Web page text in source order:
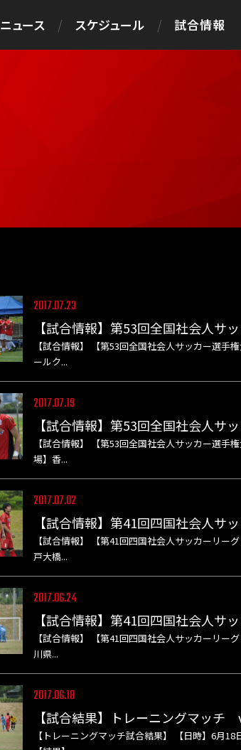
ニュース スケジュール 試合情報
2017.07.23
【試合情報】第53回全国社会人
【試合情報】 【第53回全国社会人サッカー選手
ールク...
2017.07.19
【試合情報】第53回全国社会人
【試合情報】 【第53回全国社会人サッカー選手
場】香...
2017.07.02
【試合情報】第41回四国社会人サ
【試合情報】 【第41回四国社会人サッカーリー
戸大橋...
2017.06.24
【試合情報】第41回四国社会人サ
【試合情報】 【第41回四国社会人サッカーリー
川県...
2017.06.18
【試合結果】トレーニングマッ
【トレーニングマッチ試合結果】 【日時】6月